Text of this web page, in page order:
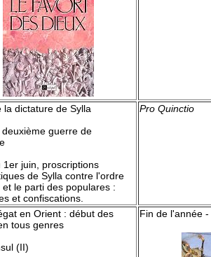
la dictature de Sylla
deuxième guerre de
1er juin, proscriptions
de Sylla contre l'ordre
le parti des populares :
et confiscations.
Pro Quinctio
en Orient : début des
tous genres
(II)
Fin de l'année -